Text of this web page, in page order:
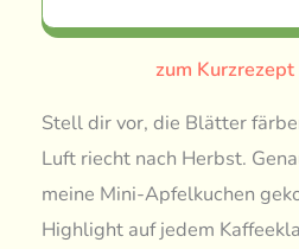
zum
Stell dir vor, die Blätter
Luft riecht nach Herbst.
meine Mini-Apfelkuchen
Highlight auf jedem